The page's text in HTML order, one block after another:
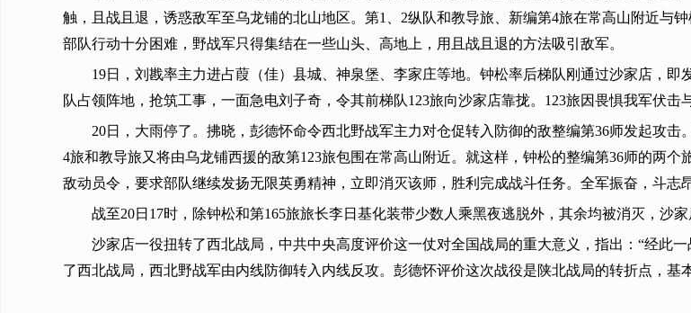
触，且战且退，诱惑敌军至乌龙铺的北山地区。第1、2纵队和教导旅、新编第4旅在常高山附近与
部队行动十分困难，野战军只得集结在一些山头、高地上，用且战且退的方法吸引敌军。
19日，刘戡率主力进占葭（佳）县城、神泉堡、李家庄等地。钟松率后梯队刚通过沙家店，
队占领阵地，抢筑工事，一面急电刘子奇，令其前梯队123旅向沙家店靠拢。123旅因畏惧我军伏击
20日，大雨停了。拂晓，彭德怀命令西北野战军主力对仓促转入防御的敌整编第36师发起攻
4旅和教导旅又将由乌龙铺西援的敌第123旅包围在常高山附近。就这样，钟松的整编第36师的两
敌动员令，要求部队继续发扬无限英勇精神，立即消灭该师，胜利完成战斗任务。全军振奋，斗志
战至20日17时，除钟松和第165旅旅长李日基化装带少数人乘黑夜逃脱外，其余均被消灭，沙家
沙家店一役扭转了西北战局，中共中央高度评价这一仗对全国战局的重大意义，指出：“经此
了西北战局，西北野战军由内线防御转入内线反攻。彭德怀评价这次战役是陕北战局的转折点，基